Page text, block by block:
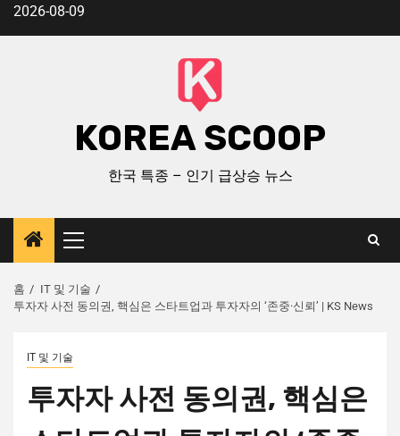
2026-08-09
KOREA SCOOP
한국 특종 – 인기 급상승 뉴스
홈
IT 및 기술
투자자 사전 동의권, 핵심은 스타트업과 투자자의 ‘존중·신뢰’ | KS News
IT 및 기술
투자자 사전 동의권, 핵심은